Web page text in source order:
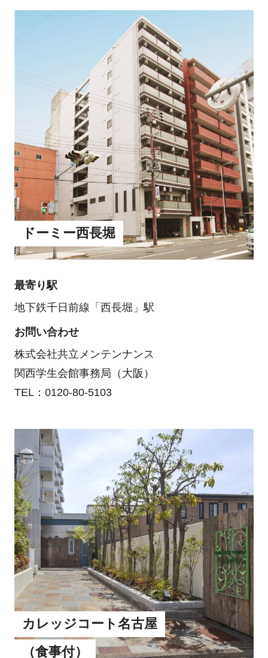
ドーミー西長堀
最寄り駅
地下鉄千日前線「西長堀」駅
お問い合わせ
株式会社共立メンテンナンス
関西学生会館事務局（大阪）
TEL：0120-80-5103
カレッジコート名古屋
（食事付）